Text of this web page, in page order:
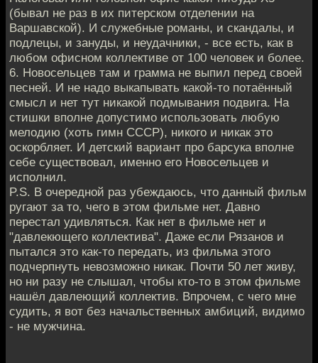
(бывал не раз в их питерском отделении на
Варшавской). И служебные романы, и скандалы, и
подлецы, и зануды, и неудачники, - все есть, как в
любом офисном коллективе от 100 человек и более.
6. Новосельцев там и грамма не выпил перед своей
песней. И не надо выкапывать какой-то потаённый
смысл и нет тут никакой подмывания подвига. На
стишки вполне допустимо использовать любую
мелодию (хоть гимн СССР), никого и никак это
оскорбляет. И детский вариант про барсука вполне
себе существовал, именно его Новосельцев и
исполнил.
P.S. В очередной раз убеждаюсь, что данный фильм
ругают за то, чего в этом фильме нет. Давно
перестал удивляться. Как нет в фильме нет и
"давлекющего коллектива". Даже если Рязанов и
пытался это как-то передать, из фильма этого
подчерпнуть невозможно никак. Почти 50 лет живу,
но ни разу не слышал, чтобы кто-то в этом фильме
нашёл давлеющий коллектив. Впрочем, с чего мне
судить, я вот без начальственных амбиций, видимо
- не мужчина.